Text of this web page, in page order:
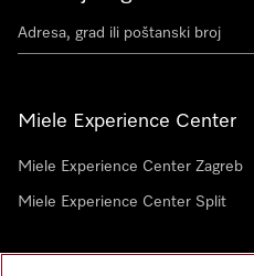
Miele Experience Center
Miele Experience Center Zagreb
Miele Experience Center Split